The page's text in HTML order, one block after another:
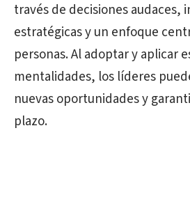
través de decisiones audaces,
estratégicas y un enfoque
personas. Al adoptar y aplicar
mentalidades, los líderes
nuevas oportunidades y
plazo.